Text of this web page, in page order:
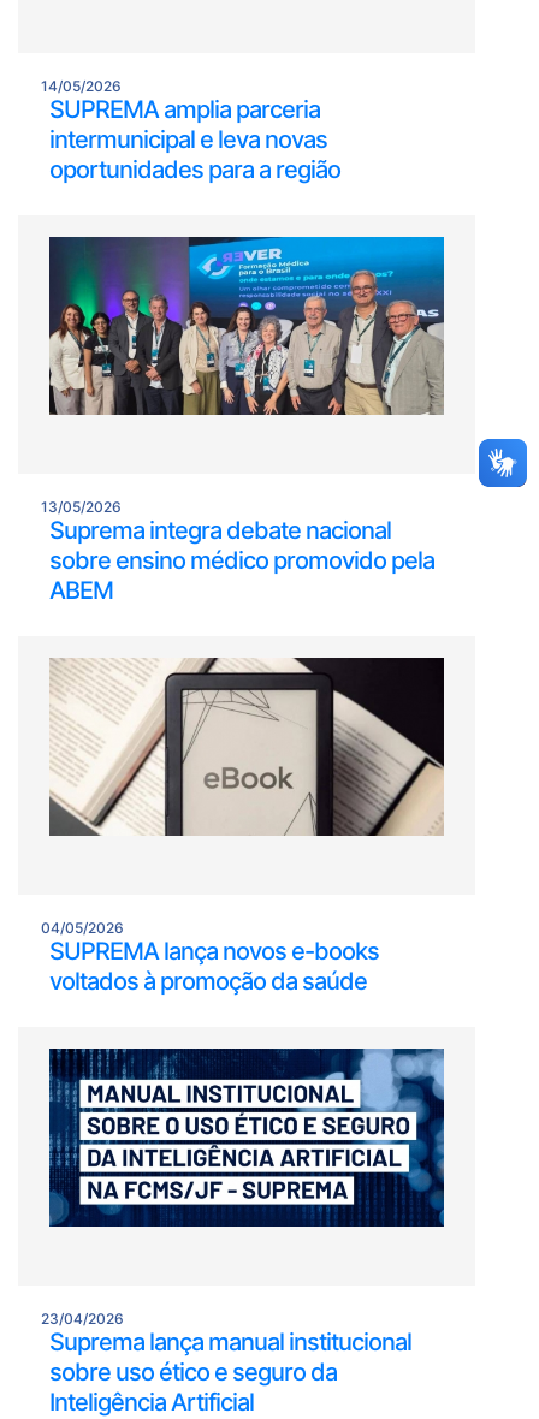
14/05/2026
SUPREMA amplia parceria
intermunicipal e leva novas
oportunidades para a região
13/05/2026
Suprema integra debate nacional
sobre ensino médico promovido pela
ABEM
04/05/2026
SUPREMA lança novos e-books
voltados à promoção da saúde
23/04/2026
Suprema lança manual institucional
sobre uso ético e seguro da
Inteligência Artificial